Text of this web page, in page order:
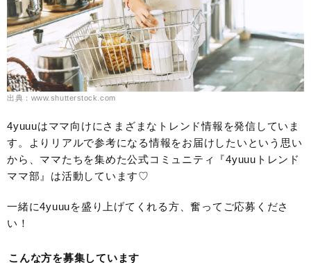
出典：www.shutterstock.com
4yuuuはママ向けにさまざまなトレンド情報を発信していま
す。よりリアルで参考になる情報をお届けしたいという思い
から、ママたちを集めた公式コミュニティ『4yuuuトレンド
ママ部』は活動しています♡
一緒に4yuuuを盛り上げてくれる方、奮ってご応募くださ
い！
こんな方を募集しています